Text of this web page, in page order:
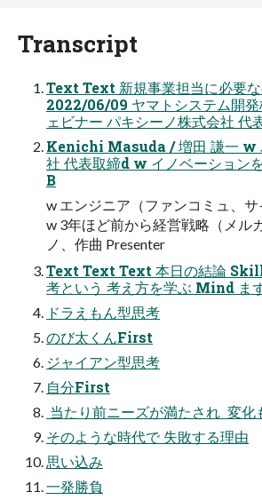
Transcript
Text Text 新規事業担当に必要
2022/06/09 ヤマトシステム開発
ェビナー パキシーノ株式会社 代
Kenichi Masuda / 増田 謙一 w
社 代表取締d w イノベーション
B
w エンジニア（ファンコミュ、
w 3年ほど前から経営戦略（メル
ノ、作曲 Presenter
Text Text Text 本日の結論 Skill
考という 考え方を学ぶ Mind ま
ドラえもん型思考
のび太くんFirst
ジャイアン型思考
自分First
 当たり前ニーズが満たされ  変
そのような時代で 失敗する理由
思い込み
一発勝負